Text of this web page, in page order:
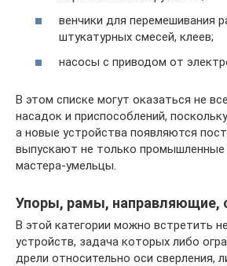
венчики для перемешивания
штукатурных смесей, клеев;
насосы с приводом от
В этом списке могут оказаться не
насадок и приспособлений,
а новые устройства появляются
выпускают не только промышленные
мастера-умельцы.
Упоры, рамы, направляющие,
В этой категории можно встретить
устройств, задача которых либо
дрели относительно оси сверления,